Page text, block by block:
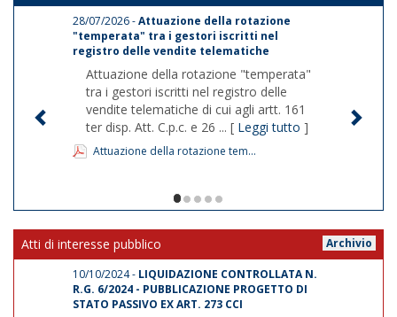
28/07/2026 -Attuazione della rotazione
"temperata" tra i gestori iscritti nel
registro delle vendite telematiche
Attuazione della rotazione "temperata"
tra i gestori iscritti nel registro delle
vendite telematiche di cui agli artt. 161
ter disp. Att. C.p.c. e 26 ... [ Leggi tutto ]
Attuazione della rotazione tem...
1/5
Archivio
Atti di interesse pubblico
10/10/2024 - LIQUIDAZIONE CONTROLLATA N.
R.G. 6/2024 - PUBBLICAZIONE PROGETTO DI
STATO PASSIVO EX ART. 273 CCI